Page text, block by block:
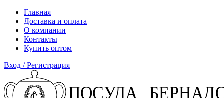
Главная
Доставка и оплата
О компании
Контакты
Купить оптом
Вход / Регистрация